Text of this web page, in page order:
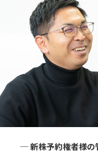
─ 新株予約権者様の